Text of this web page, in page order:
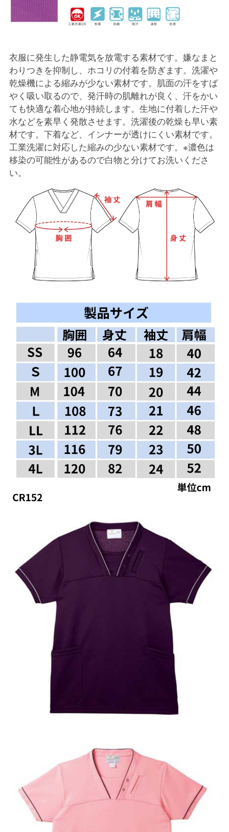
衣服に発生した静電気を放電する素材です。嫌なまと
わりつきを抑制し、ホコリの付着を防ぎます。洗濯や
乾燥機による縮みが少ない素材です。肌面の汗をすば
やく吸い取るので、発汗時の肌離れが良く、汗をかい
ても快適な着心地が持続します。生地に付着した汗や
水などを素早く発散させます。洗濯後の乾燥も早い素
材です。下着など、インナーが透けにくい素材です。
工業洗濯に対応した縮みの少ない素材です。※濃色は
移染の可能性があるので白物と分けてお洗いくださ
い。